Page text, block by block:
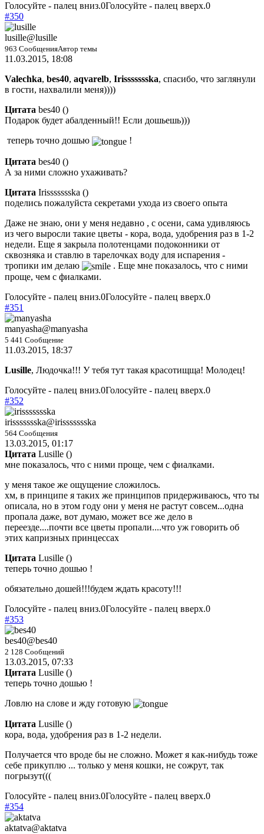
Голосуйте - палец вниз.0Голосуйте - палец вверх.0
#350
lusille@lusille
963 СообщенияАвтор темы
11.03.2015, 18:08
Valechka, bes40, aqvarelb, Irissssssska, спасибо, что заглянули
в гости, нахвалили меня))))
Цитата bes40 ()
Подарок будет абалденный!! Если дошьешь)))
теперь точно дошью
!
Цитата bes40 ()
А за ними сложно ухаживать?
Цитата Irissssssska ()
поделись пожалуйста секретами ухода из своего опыта
Даже не знаю, они у меня недавно , с осени, сама удивляюсь
из чего выросли такие цветы - кора, вода, удобрения раз в 1-2
недели. Еще я закрыла полотенцами подоконники от
сквозняка и ставлю в тарелочках воду для испарения -
тропики им делаю
. Еще мне показалось, что с ними
проще, чем с фиалками.
Голосуйте - палец вниз.0Голосуйте - палец вверх.0
#351
manyasha@manyasha
5 441 Сообщение
11.03.2015, 18:37
Lusille, Людочка!!! У тебя тут такая красотищща! Молодец!
Голосуйте - палец вниз.0Голосуйте - палец вверх.0
#352
irissssssska@irissssssska
564 Сообщения
13.03.2015, 01:17
Цитата Lusille ()
мне показалось, что с ними проще, чем с фиалками.
у меня такое же ощущение сложилось.
хм, в принципе я таких же принципов придерживаюсь, что ты
описала, но в этом году они у меня не растут совсем...одна
пропала даже, вот думаю, может все же дело в
переезде....почти все цветы пропали....что уж говорить об
этих капризных принцессах
Цитата Lusille ()
теперь точно дошью !
обязательно дошей!!!будем ждать красоту!!!
Голосуйте - палец вниз.0Голосуйте - палец вверх.0
#353
bes40@bes40
2 128 Сообщений
13.03.2015, 07:33
Цитата Lusille ()
теперь точно дошью !
Ловлю на слове и жду готовую
Цитата Lusille ()
кора, вода, удобрения раз в 1-2 недели.
Получается что вроде бы не сложно. Может я как-нибудь тоже
себе прикуплю ... только у меня кошки, не сожрут, так
погрызут(((
Голосуйте - палец вниз.0Голосуйте - палец вверх.0
#354
aktatva@aktatva